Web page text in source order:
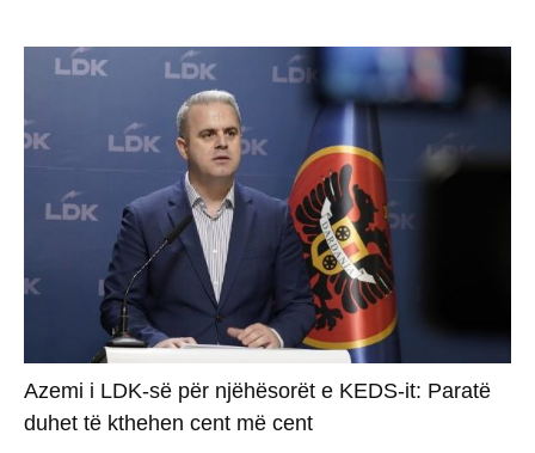
Azemi i LDK-së për njëhësorët e KEDS-it: Paratë
duhet të kthehen cent më cent